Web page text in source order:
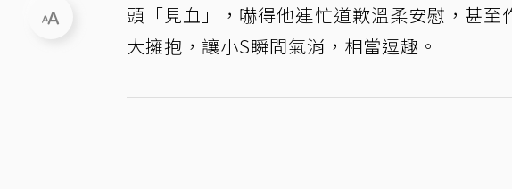
頭「見血」，嚇得他連忙道歉溫柔安慰，甚
大擁抱，讓小S瞬間氣消，相當逗趣。